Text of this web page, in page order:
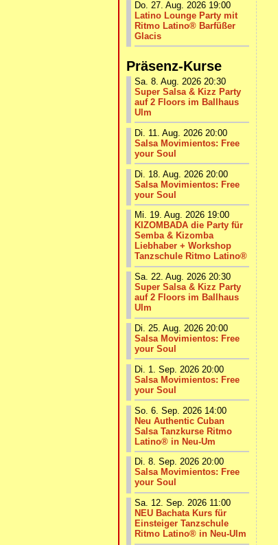
Do. 27. Aug. 2026 19:00
Latino Lounge Party mit
Ritmo Latino® Barfüßer
Glacis
Präsenz-Kurse
Sa. 8. Aug. 2026 20:30
Super Salsa & Kizz Party
auf 2 Floors im Ballhaus
Ulm
Di. 11. Aug. 2026 20:00
Salsa Movimientos: Free
your Soul
Di. 18. Aug. 2026 20:00
Salsa Movimientos: Free
your Soul
Mi. 19. Aug. 2026 19:00
KIZOMBADA die Party für
Semba & Kizomba
Liebhaber + Workshop
Tanzschule Ritmo Latino®
Sa. 22. Aug. 2026 20:30
Super Salsa & Kizz Party
auf 2 Floors im Ballhaus
Ulm
Di. 25. Aug. 2026 20:00
Salsa Movimientos: Free
your Soul
Di. 1. Sep. 2026 20:00
Salsa Movimientos: Free
your Soul
So. 6. Sep. 2026 14:00
Neu Authentic Cuban
Salsa Tanzkurse Ritmo
Latino® in Neu-Um
Di. 8. Sep. 2026 20:00
Salsa Movimientos: Free
your Soul
Sa. 12. Sep. 2026 11:00
NEU Bachata Kurs für
Einsteiger Tanzschule
Ritmo Latino® in Neu-Ulm